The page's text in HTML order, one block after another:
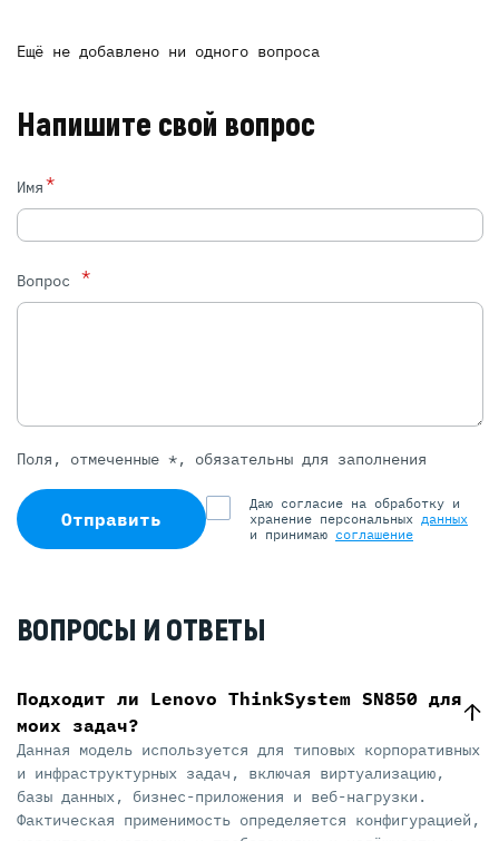
Ещё не добавлено ни одного вопроса
Напишите свой вопрос
Имя*
Вопрос *
Поля, отмеченные *, обязательны для заполнения
Отправить
Даю согласие на обработку и
хранение персональных данных
и принимаю соглашение
ВОПРОСЫ И ОТВЕТЫ
Подходит ли Lenovo ThinkSystem SN850 для
моих задач?
Данная модель используется для типовых корпоративных
и инфраструктурных задач, включая виртуализацию,
базы данных, бизнес-приложения и веб-нагрузки.
Фактическая применимость определяется конфигурацией,